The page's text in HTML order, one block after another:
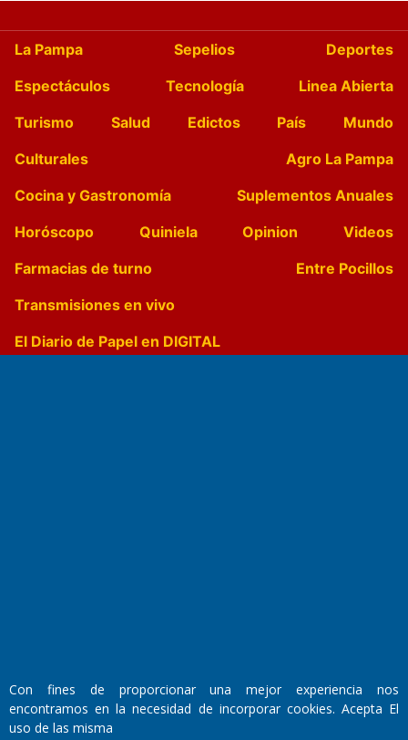
La Pampa Sepelios
Deportes
Espectáculos
Tecnología
Linea Abierta
Turismo
Salud Edictos País
Mundo
Culturales
Agro La Pampa
Cocina y Gastronomía
Suplementos Anuales
Horóscopo
Quiniela Opinion
Videos
Farmacias de turno
Entre Pocillos
Transmisiones en vivo
El Diario de Papel en DIGITAL
Director Periodístico:
Walter René Goñi
Con fines de proporcionar una mejor experiencia nos
encontramos en la necesidad de incorporar cookies. Acepta El
uso de las misma